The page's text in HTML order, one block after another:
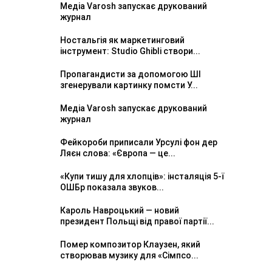
Медіа Varosh запускає друкований
журнал
Ностальгія як маркетинговий
інструмент: Studio Ghibli створи...
Пропагандисти за допомогою ШІ
згенерували картинку помсти У...
Медіа Varosh запускає друкований
журнал
Фейкороби приписали Урсулі фон дер
Ляєн слова: «Європа — це...
«Купи тишу для хлопців»: інсталяція 5-ї
ОШБр показала звуков...
Кароль Навроцький — новий
президент Польщі від правої партії...
Помер композитор Клаузен, який
створював музику для «Сімпсо...